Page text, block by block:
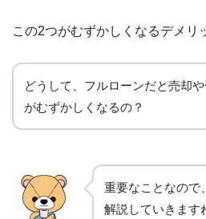
この2つがむずかしくなるデメリ
どうして、フルローンだと売却や
がむずかしくなるの？
重要なことなので
解説していきます